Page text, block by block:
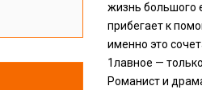
жизнь большого
прибегает к
именно это
1лавное —
Романист и